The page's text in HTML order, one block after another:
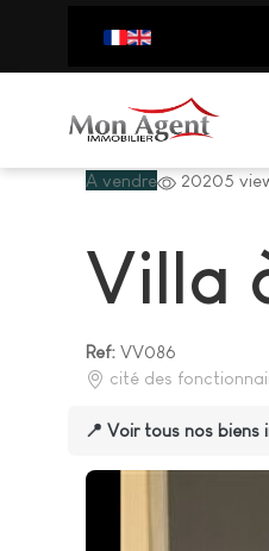
A vendre 20205
Villa
Ref: VV086
cité des
📍 Voir tous nos